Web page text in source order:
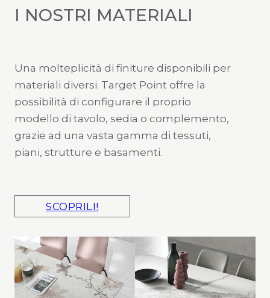
I NOSTRI MATERIALI
Una molteplicità di finiture disponibili per
materiali diversi. Target Point offre la
possibilità di configurare il proprio
modello di tavolo, sedia o complemento,
grazie ad una vasta gamma di tessuti,
piani, strutture e basamenti.
SCOPRILI!